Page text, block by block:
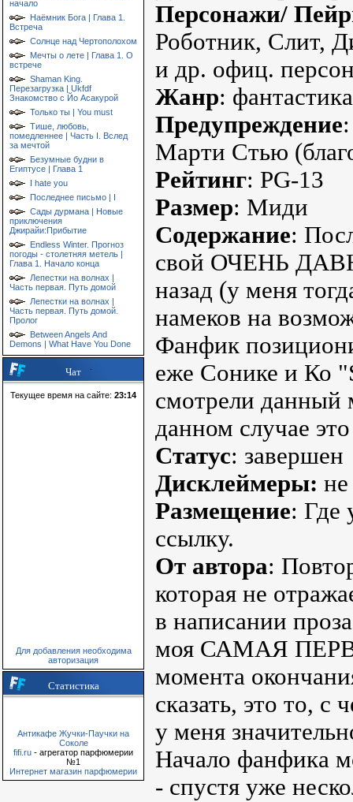
начало
Наёмник Бога | Глава 1.
Встреча
Солнце над Чертополохом
Мечты о лете | Глава 1. О
встрече
Shaman King.
Перезагрузка | Ukfdf
Знакомство с Йо Асакурой
Только ты | You must
Тише, любовь,
помедленнее | Часть I. Вслед
за мечтой
Безумные будни в
Египтусе | Глава 1
I hate you
Последнее письмо | I
Сады дурмана | Новые
приключения
Джирайи:Прибытие
Endless Winter. Прогноз
погоды - столетняя метель |
Глава 1. Начало конца
Лепестки на волнах |
Часть первая. Путь домой
Лепестки на волнах |
Часть первая. Путь домой.
Пролог
Between Angels And
Demons | What Have You Done
Чат
Текущее время на сайте: 23:14
Для добавления необходима
авторизация
Статистика
Антикафе Жучки-Паучки на
Соколе
fifi.ru - агрегатор парфюмерии
№1
Интернет магазин парфюмерии
Персонажи/
Роботник, Слит,
и др. офиц.
Жанр:
Предупреждение
Марти Стью
Рейтинг: PG-13
Размер: Миди
Содержание:
свой ОЧЕНЬ
назад (у меня
намеков на
Фанфик
еже Сонике и Ко
смотрели данный
данном случае
Статус: завершен
Дисклеймеры:
Размещение: Где
ссылку.
От автора:
которая не
в написании
моя САМАЯ
момента
сказать, это то, с
у меня
Начало фанфика
- спустя уже